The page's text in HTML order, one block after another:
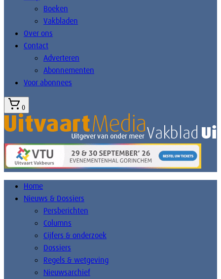
Boeken
Vakbladen
Over ons
Contact
Adverteren
Abonnementen
Voor abonnees
0
Home
Nieuws & Dossiers
Persberichten
Columns
Cijfers & onderzoek
Dossiers
Regels & wetgeving
Nieuwsarchief